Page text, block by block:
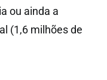
ou ainda a
(1,6 milhões de